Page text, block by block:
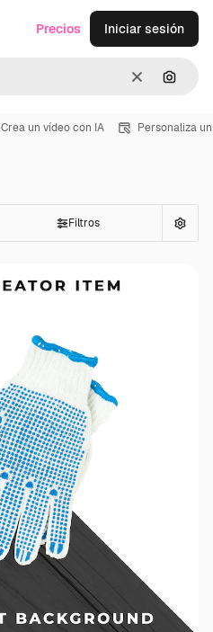
Borrar
Precios Iniciar sesión
Crea un vídeo con IA Personaliza
Filtros